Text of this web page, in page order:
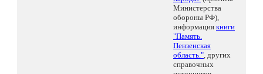
Министерства
обороны РФ),
информация книги
"Память.
Пензенская
область.", других
справочных